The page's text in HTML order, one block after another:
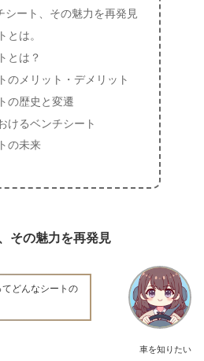
シート、その魅力を再発見
とは。
とは？
のメリット・デメリット
の歴史と変遷
けるベンチシート
の未来
その魅力を再発見
車を知りたい
どんなシートの